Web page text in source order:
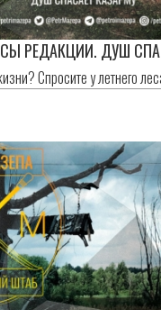
РЕДАКЦИИ. ДУШ
Спросите у летнего